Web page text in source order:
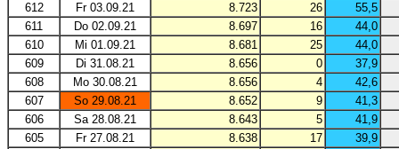
612
Fr 03.09.21 8.723 26
55,5
611
Do 02.09.21 8.697 16
44,0
610
Mi 01.09.21 8.681 25
44,0
609
Di 31.08.21 8.656 0
37,9
608
Mo 30.08.21 8.656 4
42,6
607
So 29.08.21 8.652 9
41,3
606
Sa 28.08.21 8.643 5
41,9
605
Fr 27.08.21 8.638 17
39,9